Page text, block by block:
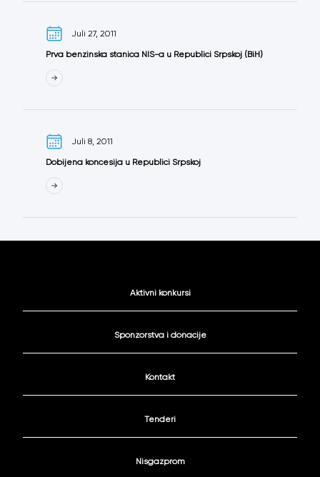
Juli 27, 2011
Prva benzinska stanica NIS-a u Republici Srpskoj (BiH)
Juli 8, 2011
Dobijena koncesija u Republici Srpskoj
Aktivni konkursi
Sponzorstva i donacije
Kontakt
Tenderi
Nisgazprom